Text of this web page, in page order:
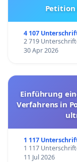
Petition
4 107
2 719
30 Apr 2026
Einführung
Verfahrens in
1 117
1 117
11 Jul 2026